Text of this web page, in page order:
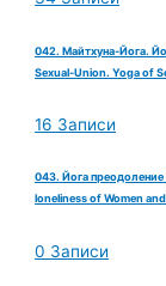
042. Майтхуна-Йога.
Sexual-Union. Yoga of
16 Записи
043. Йога
loneliness of Women
0 Записи